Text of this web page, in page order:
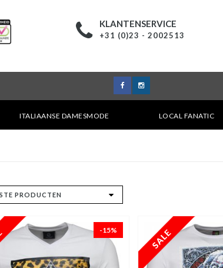
KLANTENSERVICE
+31 (0)23 - 2002513
ITALIAANSE DAMESMODE LOCAL FANATIC
-15%